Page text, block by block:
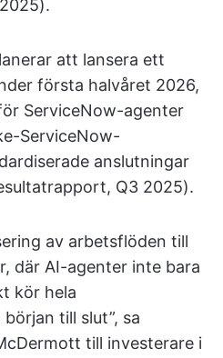
att lansera ett
första halvåret 2026,
ServiceNow-agenter
ServiceNow-
anslutningar
Q3 2025).
av arbetsflöden till
där AI-agenter inte bara
kör hela
till slut”, sa
till investerare i